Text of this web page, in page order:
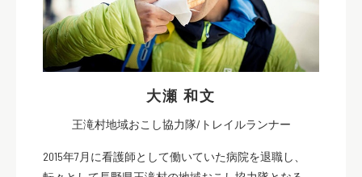
大瀬 和文
王滝村地域おこし協力隊/トレイルランナー
2015年7月に看護師として働いていた病院を退職し、